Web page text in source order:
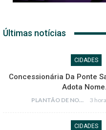
Últimas notícias
CIDADES
Concessionária Da Ponte
Adota
PLANTÃO DE NOTÍCIAS 3
CIDADES